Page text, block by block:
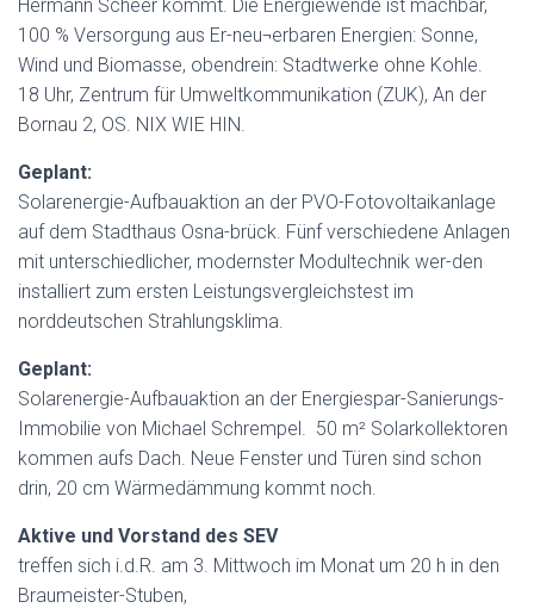
Hermann Scheer kommt. Die Energiewende ist machbar,
100 % Versorgung aus Er-neu¬erbaren Energien: Sonne,
Wind und Biomasse, obendrein: Stadtwerke ohne Kohle.
18 Uhr, Zentrum für Umweltkommunikation (ZUK), An der
Bornau 2, OS. NIX WIE HIN.
Geplant:
Solarenergie-Aufbauaktion an der PVO-Fotovoltaikanlage
auf dem Stadthaus Osna-brück. Fünf verschiedene Anlagen
mit unterschiedlicher, modernster Modultechnik wer-den
installiert zum ersten Leistungsvergleichstest im
norddeutschen Strahlungsklima.
Geplant:
Solarenergie-Aufbauaktion an der Energiespar-Sanierungs-
Immobilie von Michael Schrempel. 50 m² Solarkollektoren
kommen aufs Dach. Neue Fenster und Türen sind schon
drin, 20 cm Wärmedämmung kommt noch.
Aktive und Vorstand des SEV
treffen sich i.d.R. am 3. Mittwoch im Monat um 20 h in den
Braumeister-Stuben,